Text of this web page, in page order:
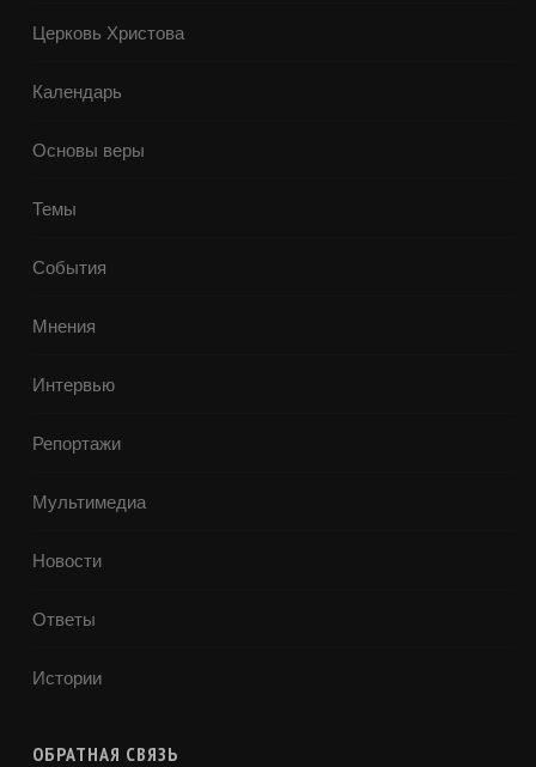
Церковь Христова
Календарь
Основы веры
Темы
События
Мнения
Интервью
Репортажи
Мультимедиа
Новости
Ответы
Истории
ОБРАТНАЯ СВЯЗЬ